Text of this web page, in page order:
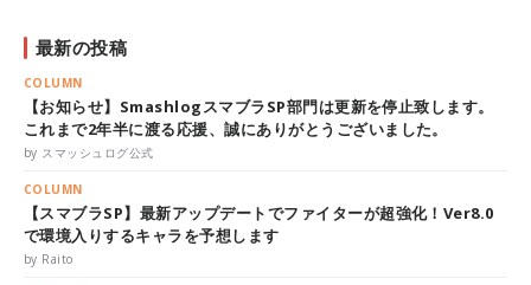
最新の投稿
COLUMN
【お知らせ】SmashlogスマブラSP部門は更新を停止致します。
これまで2年半に渡る応援、誠にありがとうございました。
by スマッシュログ公式
COLUMN
【スマブラSP】最新アップデートでファイターが超強化！Ver8.0
で環境入りするキャラを予想します
by Raito